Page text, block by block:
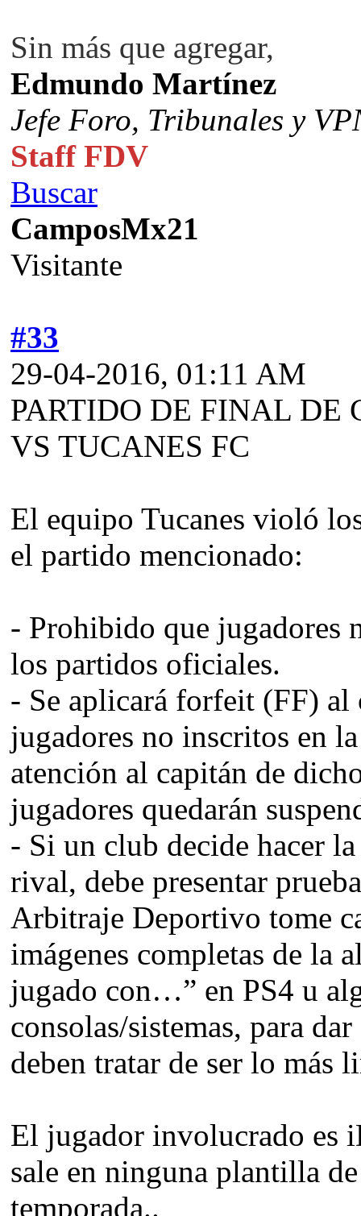
Sin más que agregar,
Edmundo Martínez
Jefe Foro, Tribunales y
Staff FDV
Buscar
CamposMx21
Visitante
#33
29-04-2016, 01:11 AM
PARTIDO DE FINAL DE
VS TUCANES FC
El equipo Tucanes violó
el partido mencionado:
- Prohibido que jugadores
los partidos oficiales.
- Se aplicará forfeit (FF) al
jugadores no inscritos en
atención al capitán de
jugadores quedarán
- Si un club decide hacer
rival, debe presentar
Arbitraje Deportivo tome
imágenes completas de la
jugado con…” en PS4 u
consolas/sistemas, para
deben tratar de ser lo más
El jugador involucrado es
sale en ninguna plantilla
temporada..